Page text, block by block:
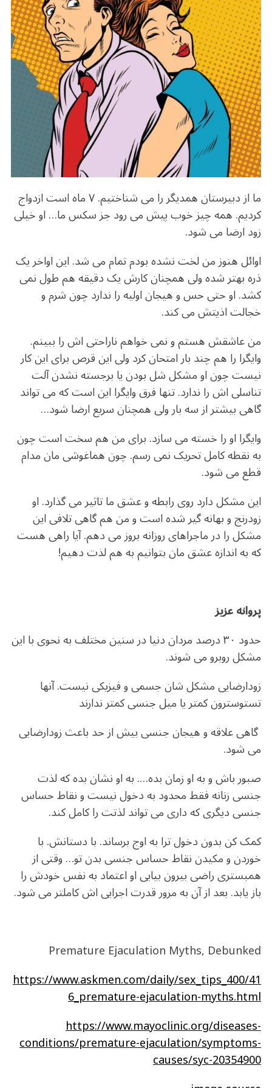
o
o
k
m p
p
ما از دبیرستان همدیگر را می شناختیم. ۷ ماه است ازدواج
کردیم. همه چیز خوب پیش می رود جز سکس ما… او خیلی
زود ارضا می شود.
اوائل هنوز من لخت نشده بودم تمام می شد. این اواخر یک
ذره بهتر شده ولی همچنان کارش یک دقیقه هم طول نمی
کشد. او حتی حس و هیجان اولیه را ندارد چون شرم و
خجالت اذیتش می کند.
من عاشقش هستم و نمی خواهم ناراحتی اش را ببینم.
وایگرا را هم چند بار امتحان کرد ولی این قرص برای این کار
نیست چون او مشکل شل بودن یا برجسته نشدن آلت
تناسلی اش را ندارد. تنها فرق وایگرا این است که می تواند
گاهی بیشتر از سه بار ولی همچنان سریع ارضا شود…
وایگرا او را خسته می سازد. برای من هم سخت است چون
به نقطه کامل تحریک نمی رسم. چون هماغوشی مان مدام
قطع می شود.
این مشکل دارد روی رابطه و عشق ما تاثیر می گذارد. او
زودرنج و بهانه گیر شده است و من هم گاهی تلافی این
مشکل را در ماجراهای روزانه بروز می دهم. آیا راهی هست
که به اندازه عشق مان بتوانیم به هم لذت دهیم!
پروانه عزیز
حدود ۳۰ درصد مردان دنیا در سنین مختلف به نحوی با این
مشکل روبرو می شوند.
زودارضایی مشکل شان جسمی و فیزیکی نیست. آنها
تستوسترون کمتر یا میل جنسی کمتر ندارند
گاهی علاقه و هیجان جنسی بیش از حد باعث زودارضایی
می شود.
صبور باش و به او زمان بده…. به او نشان بده که لذت
جنسی زنانه فقط محدود به دخول نیست و نقاط حساس
جنسی دیگری که داری می تواند لذتت را کامل کند.
کمک کن بدون دخول ترا به اوج برساند. با دستانش. با
خوردن و مکیدن نقاط حساس جنسی بدن تو… وقتی از
همبستری راضی بیرون بیایی او اعتماد به نفس خودش را
باز یابد. بعد از آن به مرور قدرت اجرایی اش کاملتر می شود.
Premature Ejaculation Myths, Debunked
https://www.askmen.com/daily/sex_tips_400/41
6_premature-ejaculation-myths.html
https://www.mayoclinic.org/diseases-
conditions/premature-ejaculation/symptoms-
causes/syc-20354900